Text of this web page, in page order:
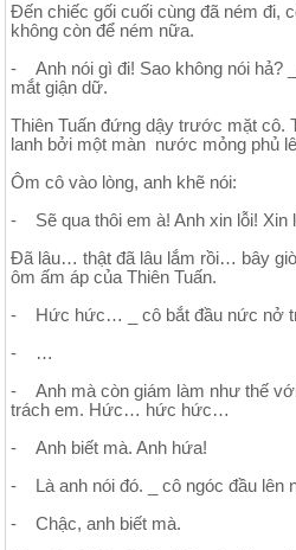
Đến chiếc gối cuối cùng đã ném đi,
không còn để ném nữa.
- Anh nói gì đi! Sao không nói hả?
mắt giận dữ.
Thiên Tuấn đứng dậy trước mặt cô.
lanh bởi một màn nước mỏng phủ
Ôm cô vào lòng, anh khẽ nói:
- Sẽ qua thôi em à! Anh xin lỗi! Xin
Đã lâu… thật đã lâu lắm rồi… bây
ôm ấm áp của Thiên Tuấn.
- Hức hức… _ cô bắt đầu nức nở
- …
- Anh mà còn giám làm như thế
trách em. Hức… hức hức…
- Anh biết mà. Anh hứa!
- Là anh nói đó. _ cô ngóc đầu lên
- Chậc, anh biết mà.